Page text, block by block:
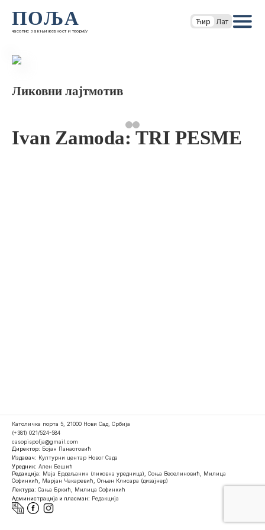
ПОЉА
часопис за књижевност и теорију
Ћир Лат
Ликовни лајтмотив
Ivan Zamoda: TRI PESME
Католичка порта 5, 21000 Нови Сад, Србија
(+381) 021/524-584
casopispolja@gmail.com
Директор: Бојан Панаотовић
Издавач: Културни центар Новог Сада
Уредник: Ален Бешић
Редакција: Маја Ердељанин (ликовна уредница), Соња Веселиновић, Милица
Софинкић, Марјан Чакаревић, Огњен Клисара (дизајнер)
Лектура: Сања Бркић, Милица Софинкић
Администрација и пласман: Редакција